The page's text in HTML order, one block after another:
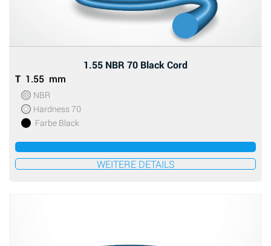
1.55 NBR 70 Black Cord
T 1.55 mm
Farbe Black
Hardness 70
NBR
WEITERE DETAILS